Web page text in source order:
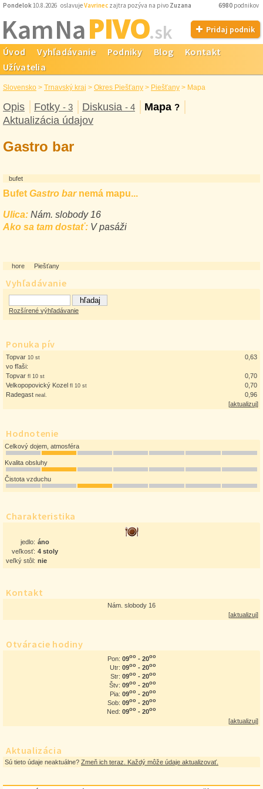
Pondelok10.8.2026 oslavujeVavrinec zajtra pozýva na pivo Zuzana 6980 podnikov
Kam NaPIVO.sk Pridaj podnik
Úvod Vyhľadávanie Podniky Blog
Kontakt
Užívatelia
Slovensko > Trnavský kraj > Okres Piešťany > Piešťany > Mapa
Opis Fotky - 3 Diskusia - 4 Mapa ?
Aktualizácia údajov
Vyhľadávanie
Rozšírené výhľadávanie
Ponuka pív
Topvar 10 st
0,63
vo fľaši:
Topvar fl 10 st
0,70
Velkopopovický Kozel fl 10 st
0,70
Radegast neal.
0,96
[aktualizuj]
Hodnotenie
Celkový dojem, atmosféra
Kvalita obsluhy
Čistota vzduchu
Charakteristika
jedlo: áno
veľkosť: 4 stoly
veľký stôl: nie
Kontakt
Nám. slobody 16
[aktualizuj]
Otváracie hodiny
Pon: 09oo - 20oo
Utr: 09oo - 20oo
Str: 09oo - 20oo
Štv: 09oo - 20oo
Pia: 09oo - 20oo
Sob: 09oo - 20oo
Ned: 09oo - 20oo
[aktualizuj]
Aktualizácia
Sú tieto údaje neaktuálne? Zmeň ich teraz. Každý môže údaje aktualizovať.
Gastro bar
bufet
Bufet Gastro barnemá mapu...
Ulica: Nám. slobody 16
Ako sa tam dostať: V pasáži
hore Piešťany